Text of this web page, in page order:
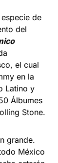
de
del
el cual
en la
Latino y
Álbumes
Stone.
grande.
México